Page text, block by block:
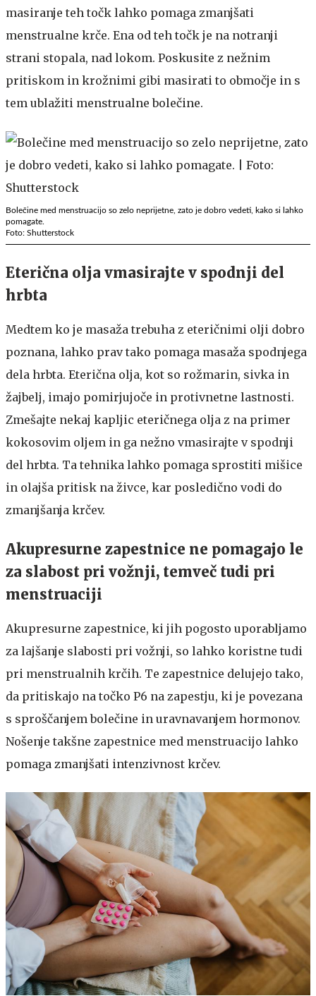
masiranje teh točk lahko pomaga zmanjšati
menstrualne krče. Ena od teh točk je na notranji
strani stopala, nad lokom. Poskusite z nežnim
pritiskom in krožnimi gibi masirati to območje in s
tem ublažiti menstrualne bolečine.
Bolečine med menstruacijo so zelo neprijetne, zato je dobro vedeti, kako si lahko
pomagate.
Foto: Shutterstock
Eterična olja vmasirajte v spodnji del
hrbta
Medtem ko je masaža trebuha z eteričnimi olji dobro
poznana, lahko prav tako pomaga masaža spodnjega
dela hrbta. Eterična olja, kot so rožmarin, sivka in
žajbelj, imajo pomirjujoče in protivnetne lastnosti.
Zmešajte nekaj kapljic eteričnega olja z na primer
kokosovim oljem in ga nežno vmasirajte v spodnji
del hrbta. Ta tehnika lahko pomaga sprostiti mišice
in olajša pritisk na živce, kar posledično vodi do
zmanjšanja krčev.
Akupresurne zapestnice ne pomagajo le
za slabost pri vožnji, temveč tudi pri
menstruaciji
Akupresurne zapestnice, ki jih pogosto uporabljamo
za lajšanje slabosti pri vožnji, so lahko koristne tudi
pri menstrualnih krčih. Te zapestnice delujejo tako,
da pritiskajo na točko P6 na zapestju, ki je povezana
s sproščanjem bolečine in uravnavanjem hormonov.
Nošenje takšne zapestnice med menstruacijo lahko
pomaga zmanjšati intenzivnost krčev.